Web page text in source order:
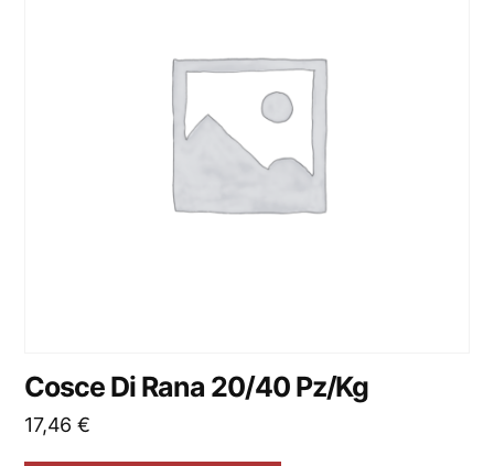
Cosce Di Rana 20/40 Pz/Kg
17,46 €